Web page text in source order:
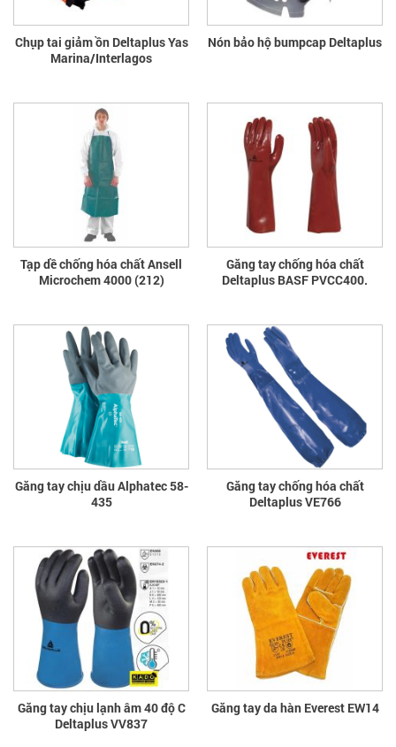
Chụp tai giảm ồn Deltaplus Yas
Marina/Interlagos
Nón bảo hộ bumpcap Deltaplus
Tạp dề chống hóa chất Ansell
Microchem 4000 (212)
Găng tay chống hóa chất
Deltaplus BASF PVCC400.
Găng tay chịu dầu Alphatec 58-
435
Găng tay chống hóa chất
Deltaplus VE766
Găng tay chịu lạnh âm 40 độ C
Deltaplus VV837
Găng tay da hàn Everest EW14